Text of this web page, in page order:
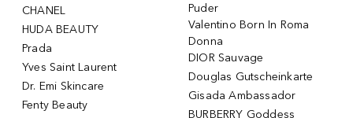
CHANEL
HUDA BEAUTY
Prada
Yves Saint Laurent
Dr. Emi Skincare
Fenty Beauty
Puder
Valentino Born In Roma
Donna
DIOR Sauvage
Douglas Gutscheinkarte
Gisada Ambassador
BURBERRY Goddess